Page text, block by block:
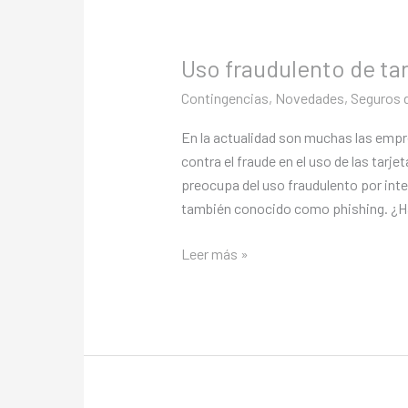
Uso fraudulento de
Contingencias, Novedades, Seguros
En la actualidad son muchas las
contra el fraude en el uso de las
preocupa del uso fraudulento por
también conocido como phishing.
Leer más »